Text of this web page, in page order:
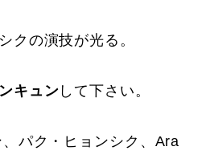
クの演技が光る。
キュン して下さい。
パク・ヒョンシク、Ara